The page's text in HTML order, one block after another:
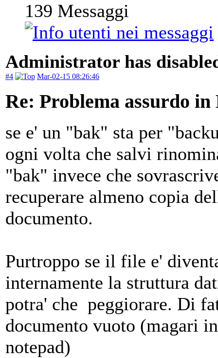
139 Messaggi
Administrator has
#4 Mar-02-15 08:26:46
Re: Problema assurdo in
se e' un "bak" sta per
ogni volta che salvi
"bak" invece che
recuperare almeno copia
documento.
Purtroppo se il file e'
internamente la struttura
potra' che peggiorare. Di
documento vuoto (magari
notepad)